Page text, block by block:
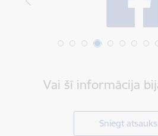
Vai šī informācija
Sniegt